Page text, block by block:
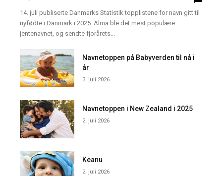
14. juli publiserte Danmarks Statistik topplistene for navn gitt til
nyfødte i Danmark i 2025. Alma ble det mest populære
jentenavnet, og sendte fjorårets...
Navnetoppen på Babyverden til nå i
år
3. juli 2026
Navnetoppen i New Zealand i 2025
2. juli 2026
Keanu
2. juli 2026